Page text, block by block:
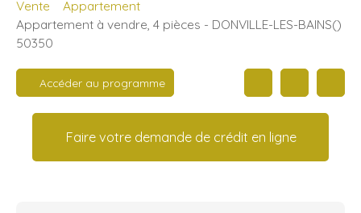
Vente
Appartement
Appartement à vendre, 4 pièces - DONVILLE-LES-BAINS()
50350
Accéder au programme
Faire votre demande de crédit en ligne